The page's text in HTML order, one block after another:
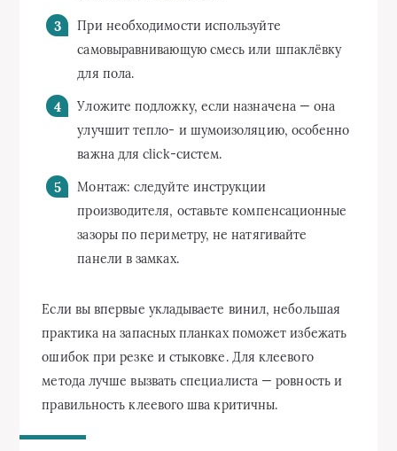
При необходимости используйте
самовыравнивающую смесь или шпаклёвку
для пола.
Уложите подложку, если назначена — она
улучшит тепло- и шумоизоляцию, особенно
важна для click-систем.
Монтаж: следуйте инструкции
производителя, оставьте компенсационные
зазоры по периметру, не натягивайте
панели в замках.
Если вы впервые укладываете винил, небольшая
практика на запасных планках поможет избежать
ошибок при резке и стыковке. Для клеевого
метода лучше вызвать специалиста — ровность и
правильность клеевого шва критичны.